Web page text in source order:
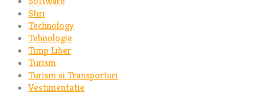
Stiri
Technology
Tehnologie
Timp Liber
Turism
Turism si Transporturi
Vestimentatie